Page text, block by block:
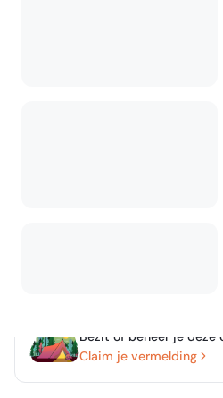
Bezit of beheer je deze
Claim je vermelding